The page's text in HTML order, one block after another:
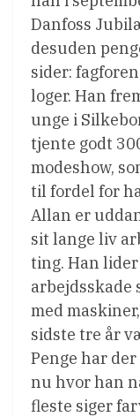
Danfoss
desuden
sider:
loger. Han
unge i
tjente godt
modeshow,
til fordel for
Allan er
sit lange liv
ting. Han lider
arbejdsskade
med
sidste tre år
Penge har
nu hvor han
fleste siger